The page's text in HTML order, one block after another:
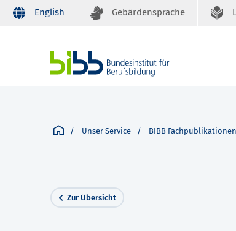
English Gebärdensprache
Unser Service BIBB Fachpublikationen
Zur Übersicht